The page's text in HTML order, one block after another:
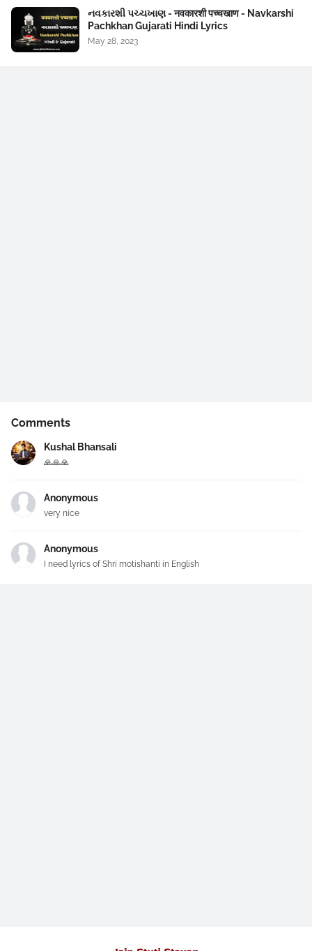
નવકારશી પચ્ચખાણ - नवकारशी पच्चखाण - Navkarshi
Pachkhan Gujarati Hindi Lyrics
May 28, 2023
Comments
Kushal Bhansali
🙏🙏🙏
Anonymous
very nice
Anonymous
I need lyrics of Shri motishanti in English